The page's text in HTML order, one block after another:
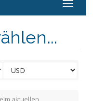
Toggle
aktuellen